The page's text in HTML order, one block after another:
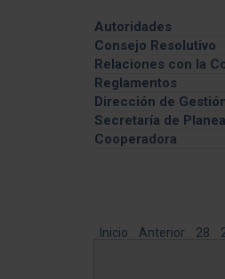
Autoridades
Consejo Resolutivo
Información General
Integrantes
Comisiones
Cronograma de
Ordenes del día
Elecciones
Relaciones con la
Feria de las carreras
Campeonatos de
Noche de los
Becas Ricardo Rojas
Reglamentos
Dirección de
Concursos no
Secretaría de
Cooperadora
Inicio Anterior 28